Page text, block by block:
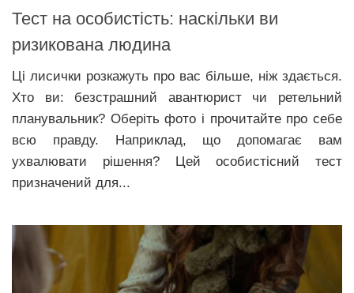
Прикарпаття
Економіка
Політика
Світ
Цікаво
Наука
Технології
Рецепти
Привітання
Здоров’я
Тест на особистість: наскільки ви
ризикована людина
Ці лисички розкажуть про вас більше, ніж здається.
Хто ви: безстрашний авантюрист чи ретельний
планувальник? Оберіть фото і прочитайте про себе
всю правду. Наприклад, що допомагає вам
ухвалювати рішення? Цей особистісний тест
призначений для...